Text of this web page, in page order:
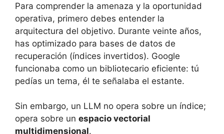
Para comprender la amenaza y la oportunidad
operativa, primero debes entender la
arquitectura del objetivo. Durante veinte años,
has optimizado para bases de datos de
recuperación (índices invertidos). Google
funcionaba como un bibliotecario eficiente: tú
pedías un tema, él te señalaba el estante.
Sin embargo, un LLM no opera sobre un índice;
opera sobre un espacio vectorial
multidimensional.